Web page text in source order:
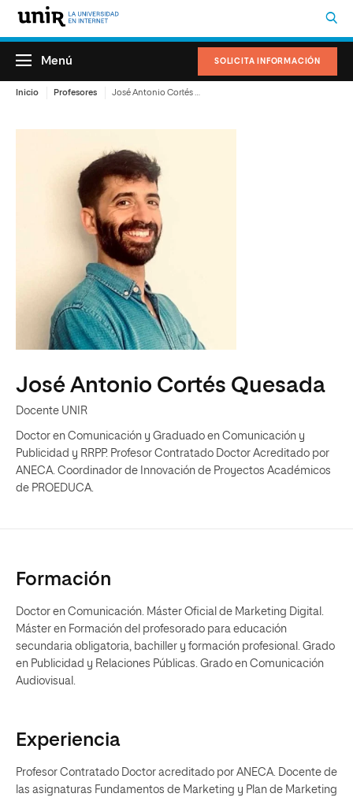
SOLICITA INFORMACIÓN
Menú
Inicio Profesores
José Antonio Cortés Quesada
Docente UNIR
Doctor en Comunicación y Graduado en Comunicación y
Publicidad y RRPP. Profesor Contratado Doctor Acreditado por
ANECA. Coordinador de Innovación de Proyectos Académicos
de PROEDUCA.
Formación
Doctor en Comunicación. Máster Oficial de Marketing Digital.
Máster en Formación del profesorado para educación
secundaria obligatoria, bachiller y formación profesional. Grado
en Publicidad y Relaciones Públicas. Grado en Comunicación
Audiovisual.
Experiencia
Profesor Contratado Doctor acreditado por ANECA. Docente de
las asignaturas Fundamentos de Marketing y Plan de Marketing